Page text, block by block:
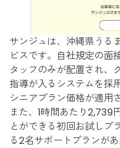
サンジュは、沖縄県うる
ビスです。自社規定の面
タッフのみが配置され、
指導が入るシステムを採
シニアプラン価格が適用
また、1時間あたり2,739
とができる初回お試しプ
る2名サポートプランがあ